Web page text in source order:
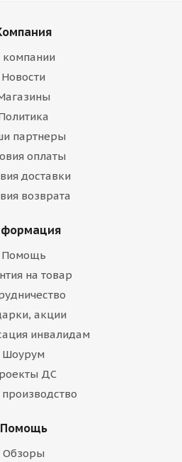
Новости
партнеры
оплаты
доставки
возврата
Помощь
на товар
акции
инвалидам
Шоурум
ДС
Помощь
Обзоры